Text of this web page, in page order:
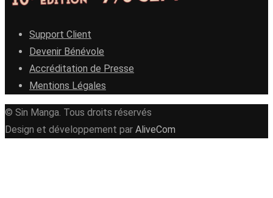
Support Client
Devenir Bénévole
Accréditation de Presse
Mentions Légales
© Sin Manga. Tous droits réservés
Design et développement par AliveCom